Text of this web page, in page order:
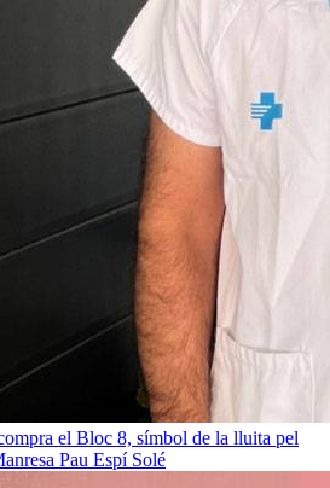
el Bloc 8, símbol de la lluita pel
Pau Espí Solé